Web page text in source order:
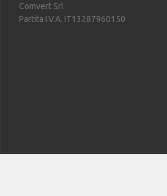
Comvert Srl
Partita I.V.A. IT13287960150